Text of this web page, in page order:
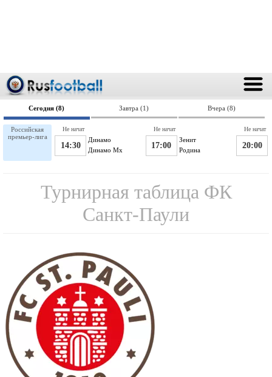
Сегодня (8) Завтра (1) Вчера (8)
Российская
премьер-лига
Динамо
14:30 Динамо Мх
Не начат
Зенит
17:00 Родина
Не начат
20:00
Не начат
Турнирная таблица ФК
Санкт-Паули